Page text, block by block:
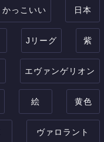
かっこいい 日本
Jリーグ 紫
エヴァンゲリオン
絵 黄色
ヴァロラント